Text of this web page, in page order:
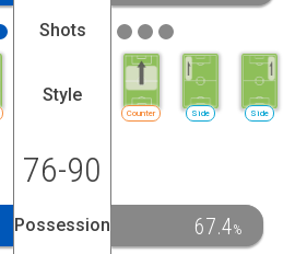
Shots
Style
Counter Side Side
76-90
Possession 67.4%